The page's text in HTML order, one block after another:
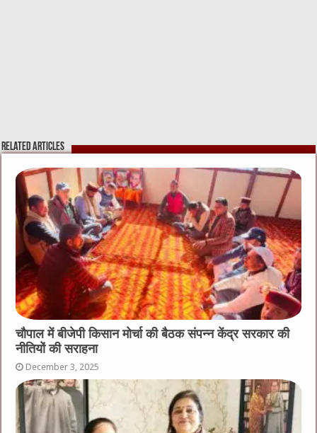
Related Articles
चौपाल में बीजेपी किसान मोर्चा की बैठक संपन्न केंद्र सरकार की
नीतियों की सराहना
December 3, 2025